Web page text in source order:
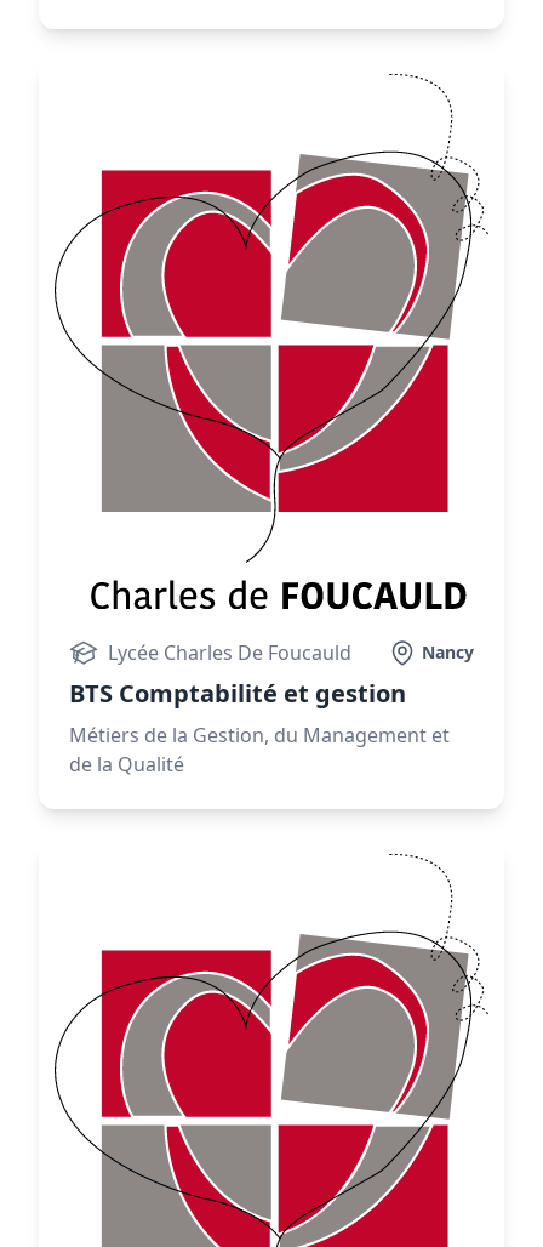
Lycée Charles De Foucauld Nancy
BTS Comptabilité et gestion
Métiers de la Gestion, du Management et
de la Qualité